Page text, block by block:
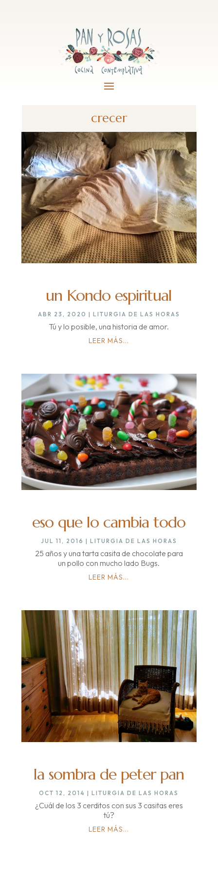
crecer
un Kondo espiritual
ABR 23, 2020 | LITURGIA DE LAS HORAS
Tú y lo posible, una historia de amor.
LEER MÁS...
eso que lo cambia todo
JUL 11, 2016 | LITURGIA DE LAS HORAS
25 años y una tarta casita de chocolate para
un pollo con mucho lado Bugs.
LEER MÁS...
la sombra de peter pan
OCT 12, 2014 |LITURGIA DE LAS HORAS
¿Cuál de los 3 cerditos con sus 3 casitas eres
tú?
LEER MÁS...